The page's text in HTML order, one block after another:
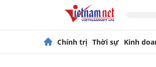
Chính trị Thời sự Kinh